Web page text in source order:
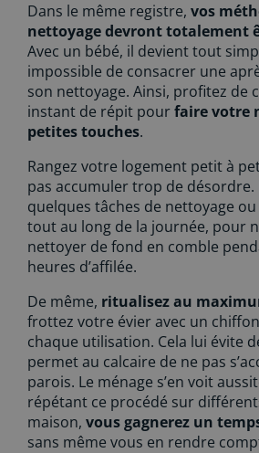
Dans le même registre, vos
nettoyage devront totalement
Avec un bébé, il devient tout
impossible de consacrer une
son nettoyage. Ainsi, profitez de
instant de répit pourfaire votre
petites touches.
Rangez votre logement petit à
pas accumuler trop de désordre.
quelques tâches de nettoyage
tout au long de la journée, pour
nettoyer de fond en comble
heures d’affilée.
De même, ritualisez au
frottez votre évier avec un
chaque utilisation. Cela lui évite
permet au calcaire de ne pas
parois. Le ménage s’en voit
répétant ce procédé sur
maison, vous gagnerez un
sans même vous en rendre